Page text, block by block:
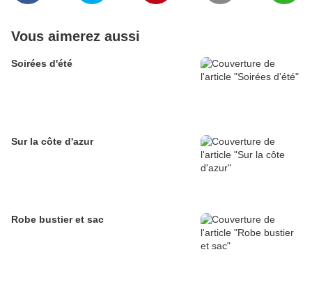
Vous aimerez aussi
Soirées d'été
Sur la côte d'azur
Robe bustier et sac